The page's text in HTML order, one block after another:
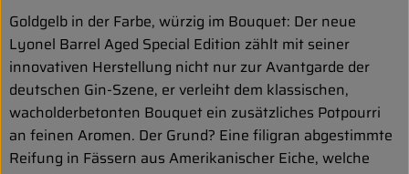
Goldgelb in der Farbe, würzig im Bouquet: Der neue
Lyonel Barrel Aged Special Edition zählt mit seiner
innovativen Herstellung nicht nur zur Avantgarde der
deutschen Gin-Szene, er verleiht dem klassischen,
wacholderbetonten Bouquet ein zusätzliches Potpourri
an feinen Aromen. Der Grund? Eine filigran abgestimmte
Reifung in Fässern aus Amerikanischer Eiche, welche